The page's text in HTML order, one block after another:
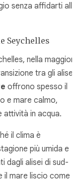
senza affidarti alla
Seychelles
nella maggior
tra gli alisei.
offrono spesso il
e mare calmo,
attività in acqua.
il clima è
più umida e
dagli alisei di sud-
il mare liscio come